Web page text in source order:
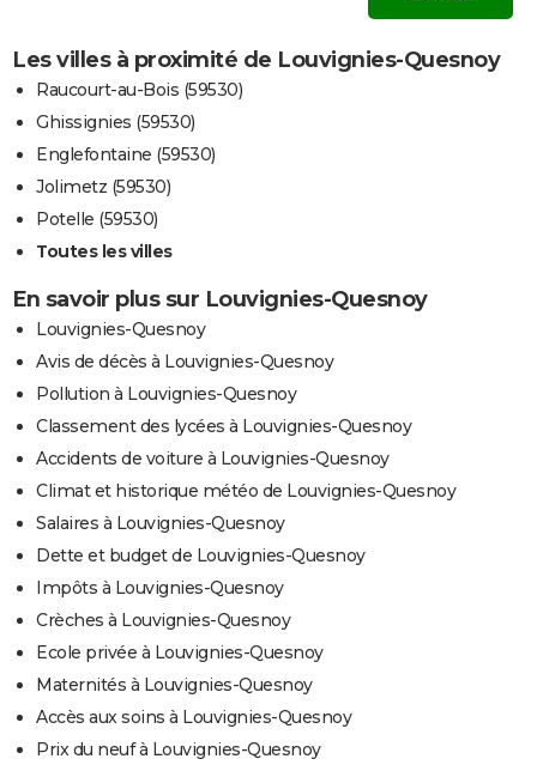
Les villes à proximité de Louvignies-Quesnoy
Raucourt-au-Bois (59530)
Ghissignies (59530)
Englefontaine (59530)
Jolimetz (59530)
Potelle (59530)
Toutes les villes
En savoir plus sur Louvignies-Quesnoy
Louvignies-Quesnoy
Avis de décès à Louvignies-Quesnoy
Pollution à Louvignies-Quesnoy
Classement des lycées à Louvignies-Quesnoy
Accidents de voiture à Louvignies-Quesnoy
Climat et historique météo de Louvignies-Quesnoy
Salaires à Louvignies-Quesnoy
Dette et budget de Louvignies-Quesnoy
Impôts à Louvignies-Quesnoy
Crèches à Louvignies-Quesnoy
Ecole privée à Louvignies-Quesnoy
Maternités à Louvignies-Quesnoy
Accès aux soins à Louvignies-Quesnoy
Prix du neuf à Louvignies-Quesnoy